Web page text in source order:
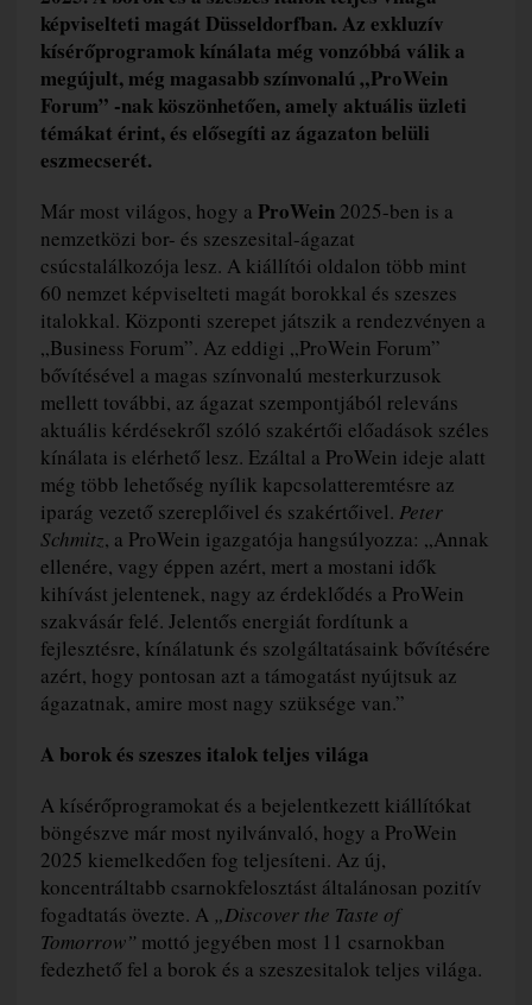
képviselteti magát Düsseldorfban. Az exkluzív
kísérőprogramok kínálata még vonzóbbá válik a
megújult, még magasabb színvonalú „ProWein
Forum” -nak köszönhetően, amely aktuális üzleti
témákat érint, és elősegíti az ágazaton belüli
eszmecserét.
Már most világos, hogy a ProWein2025-ben is a
nemzetközi bor- és szeszesital-ágazat
csúcstalálkozója lesz. A kiállítói oldalon több mint
60 nemzet képviselteti magát borokkal és szeszes
italokkal. Központi szerepet játszik a rendezvényen a
„Business Forum”. Az eddigi „ProWein Forum”
bővítésével a magas színvonalú mesterkurzusok
mellett további, az ágazat szempontjából releváns
aktuális kérdésekről szóló szakértői előadások széles
kínálata is elérhető lesz. Ezáltal a ProWein ideje alatt
még több lehetőség nyílik kapcsolatteremtésre az
iparág vezető szereplőivel és szakértőivel. Peter
Schmitz, a ProWein igazgatója hangsúlyozza: „Annak
ellenére, vagy éppen azért, mert a mostani idők
kihívást jelentenek, nagy az érdeklődés a ProWein
szakvásár felé. Jelentős energiát fordítunk a
fejlesztésre, kínálatunk és szolgáltatásaink bővítésére
azért, hogy pontosan azt a támogatást nyújtsuk az
ágazatnak, amire most nagy szüksége van.”
A borok és szeszes italok teljes világa
A kísérőprogramokat és a bejelentkezett kiállítókat
böngészve már most nyilvánvaló, hogy a ProWein
2025 kiemelkedően fog teljesíteni. Az új,
koncentráltabb csarnokfelosztást általánosan pozitív
fogadtatás övezte. A „Discover the Taste of
Tomorrow” mottó jegyében most 11 csarnokban
fedezhető fel a borok és a szeszesitalok teljes világa.